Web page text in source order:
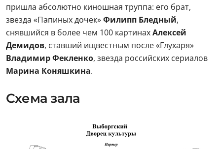
пришла абсолютно киношная труппа: его брат,
звезда «Папиных дочек»Филипп Бледный,
снявшийся в более чем 100 картинахАлексей
Демидов, ставший ищвестным после «Глухаря»
Владимир Фекленко, звезда российских сериалов
Марина Коняшкина.
Схема зала